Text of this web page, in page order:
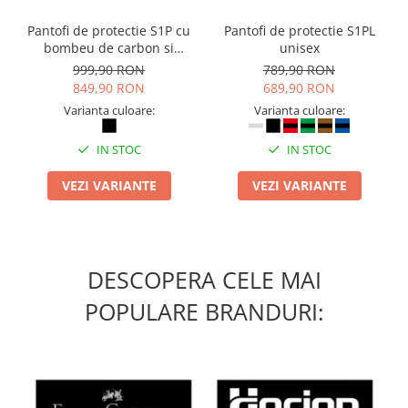
Electronice si accesorii tech
Gadgeturi mobile
Securitate digitala
Adaptoare de calatorie
Baterii si acumulatori
Cabluri si conectivitate
Incarcatoare wireless
Baterii externe - Powerbanks
Accesorii localizare (FindMy)
ergonomice
Pantofi de protectie S1P cu
bombeu de carbon si
inchidere BOAÂ® Fit
999,90 RON
849,90 RON
Varianta culoare:
IN STOC
VEZI VARIANTE
Pantofi de protectie S1PL
unisex
789,90 RON
689,90 RON
Varianta culoare:
IN STOC
VEZI VARIANTE
DESCOPERA CELE MAI
POPULARE BRANDURI: